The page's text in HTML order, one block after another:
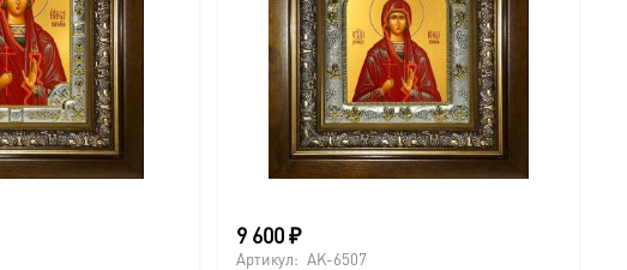
9 600₽
Артикул: AK-6507